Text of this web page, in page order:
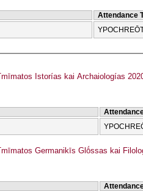
Attendance
Istorías kai Archaiologías
Germanikīs Glṓssas kai